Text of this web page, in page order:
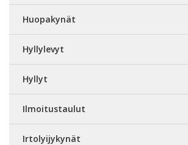
Huopakynät
Hyllylevyt
Hyllyt
Ilmoitustaulut
Irtolyijykynät